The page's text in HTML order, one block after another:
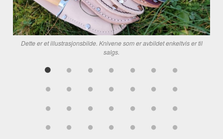
Dette er et illustrasjonsbilde. Knivene som er avbildet enkeltvis er til
salgs.